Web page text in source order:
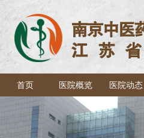
首页 医院概览 医院动态